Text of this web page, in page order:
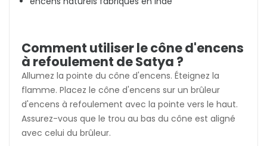
Comment utiliser le cône d'encens
à refoulement de Satya ?
Allumez la pointe du cône d'encens. Éteignez la
flamme. Placez le cône d'encens sur un brûleur
d'encens à refoulement avec la pointe vers le haut.
Assurez-vous que le trou au bas du cône est aligné
avec celui du brûleur.